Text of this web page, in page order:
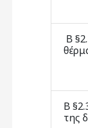
Β
Β
της